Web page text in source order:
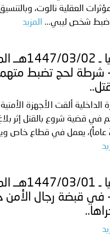
العقلية نالوت،
شخص ليبي...
المزيد
شرطة لحج تضبط
الداخلية ألقت الأجهزة
في قضية شروع بالقتل إثر
في قبضة رجال الأمن